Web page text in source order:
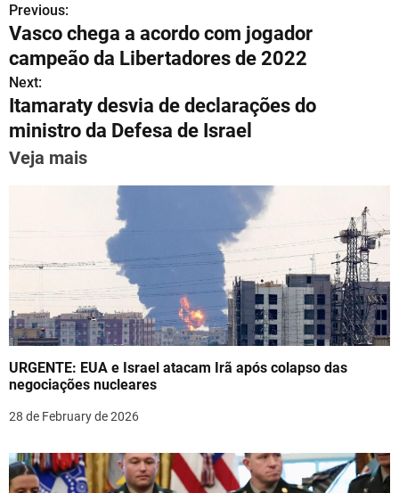
at
s
A
p
p
e
gr
a
m
e
b
o
o
ai
l
e
st
e
dI
n
ar
e
P
o
s
t
n
i
a
t
i
o
n
Previous:
Vasco chega a acordo com jogador
campeão da Libertadores de 2022
Next:
Itamaraty desvia de declarações do
ministro da Defesa de Israel
Veja mais
URGENTE: EUA e Israel atacam Irã após colapso das
negociações nucleares
28 de February de 2026